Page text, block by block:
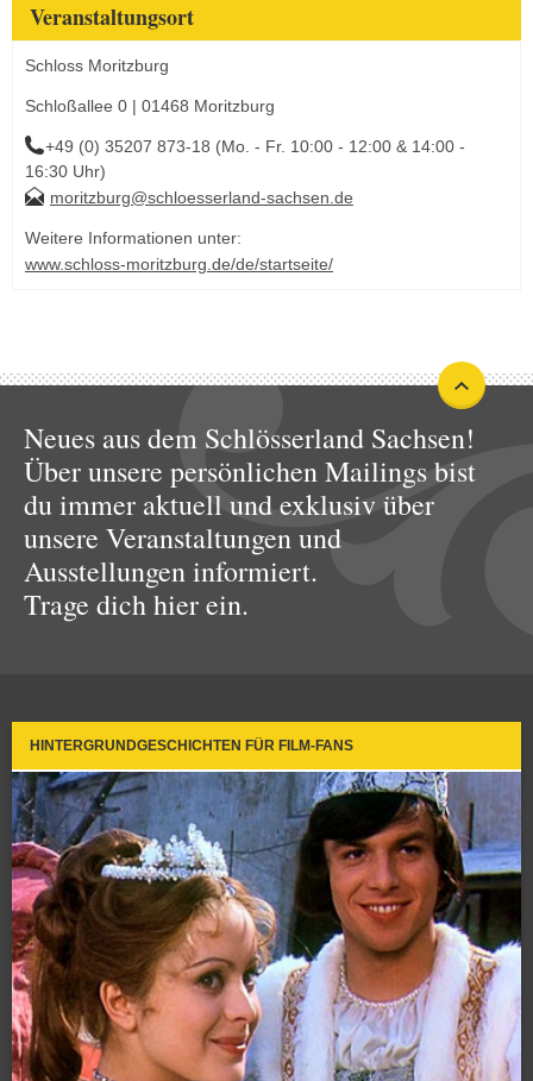
Veranstaltungsort
Schloss Moritzburg
Schloßallee 0 | 01468 Moritzburg
+49 (0) 35207 873-18 (Mo. - Fr. 10:00 - 12:00 & 14:00 -
16:30 Uhr)
moritzburg@schloesserland-sachsen.de
Weitere Informationen unter:
www.schloss-moritzburg.de/de/startseite/
Neues aus dem Schlösserland Sachsen!
Über unsere persönlichen Mailings bist
du immer aktuell und exklusiv über
unsere Veranstaltungen und
Ausstellungen informiert.
Trage dich hier ein.
HINTERGRUNDGESCHICHTEN FÜR FILM-FANS